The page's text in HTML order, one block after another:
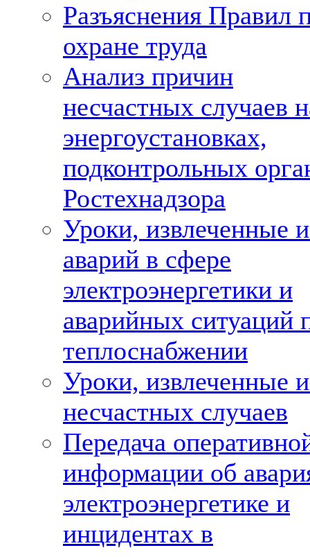
Разъяснения Правил
охране труда
Анализ причин
несчастных случаев
энергоустановках,
подконтрольных
Ростехнадзора
Уроки, извлеченные
аварий в сфере
электроэнергетики и
аварийных ситуаций
теплоснабжении
Уроки, извлеченные
несчастных случаев
Передача
информации об
электроэнергетике и
инцидентах в